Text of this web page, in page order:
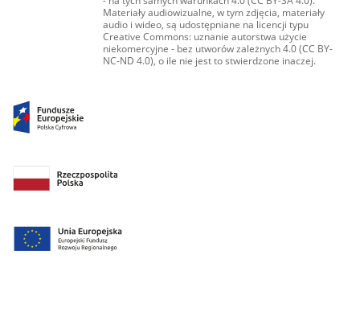
Materiały audiowizualne, w tym zdjęcia, materiały
audio i wideo, są udostępniane na licencji typu
Creative Commons: uznanie autorstwa użycie
niekomercyjne - bez utworów zależnych 4.0 (CC BY-
NC-ND 4.0), o ile nie jest to stwierdzone inaczej.